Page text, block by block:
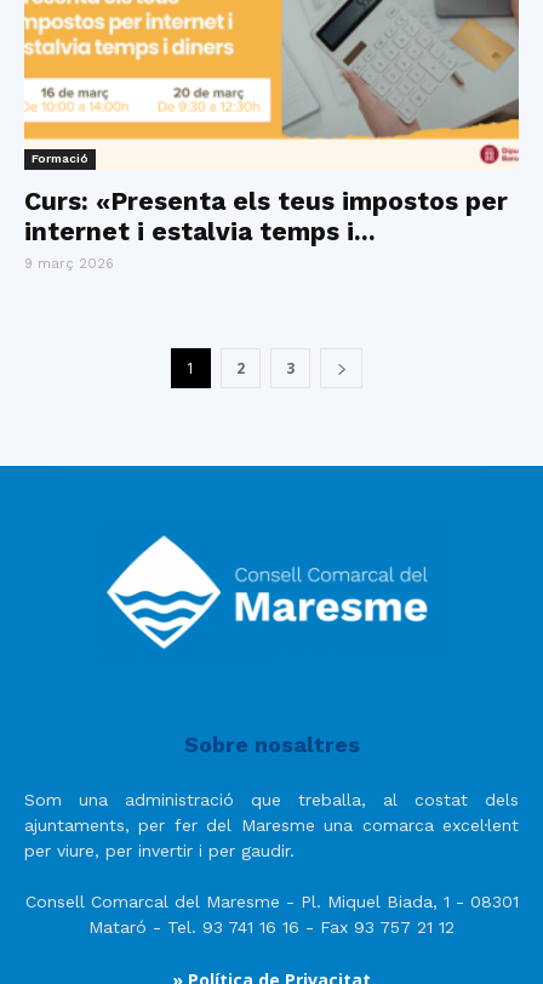
Formació
Curs: «Presenta els teus impostos per
internet i estalvia temps i...
9 març 2026
1 2 3
Sobre nosaltres
Som una administració que treballa, al costat dels
ajuntaments, per fer del Maresme una comarca excel·lent
per viure, per invertir i per gaudir.
Consell Comarcal del Maresme - Pl. Miquel Biada, 1 - 08301
Mataró - Tel. 93 741 16 16 - Fax 93 757 21 12